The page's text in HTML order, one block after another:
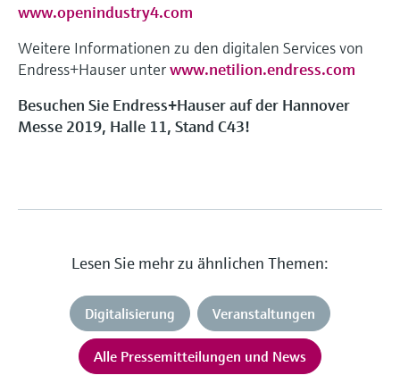
www.openindustry4.com
Weitere Informationen zu den digitalen Services von
Endress+Hauser unterwww.netilion.endress.com
Besuchen Sie Endress+Hauser auf der Hannover
Messe 2019, Halle 11, Stand C43!
Lesen Sie mehr zu ähnlichen Themen:
Digitalisierung Veranstaltungen
Alle Pressemitteilungen und News